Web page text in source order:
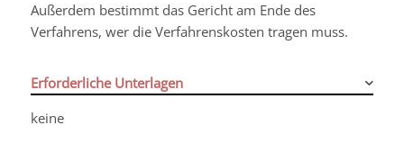
Außerdem bestimmt das Gericht am Ende des
Verfahrens, wer die Verfahrenskosten tragen muss.
Erforderliche Unterlagen
keine